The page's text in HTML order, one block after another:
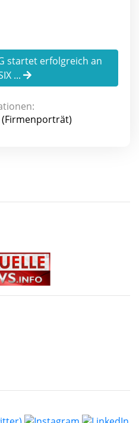
startet erfolgreich an
...
(Firmenporträt)